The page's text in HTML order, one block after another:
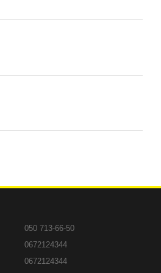
050 713-66-50
0672124344
0672124344